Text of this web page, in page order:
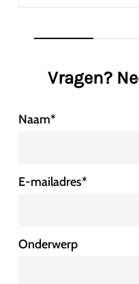
Vragen?
Naam*
E-mailadres*
Onderwerp